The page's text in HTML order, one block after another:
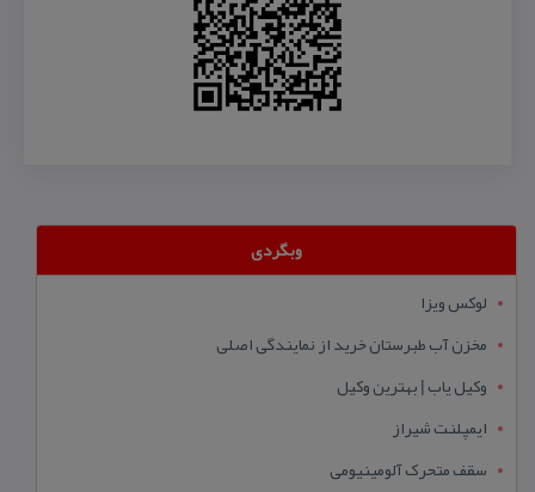
وبگردی
لوکس ویزا
مخزن آب طبرستان خرید از نمایندگی اصلی
وکیل یاب | بهترین وکیل
ایمپلنت شیراز
سقف متحرک آلومینیومی